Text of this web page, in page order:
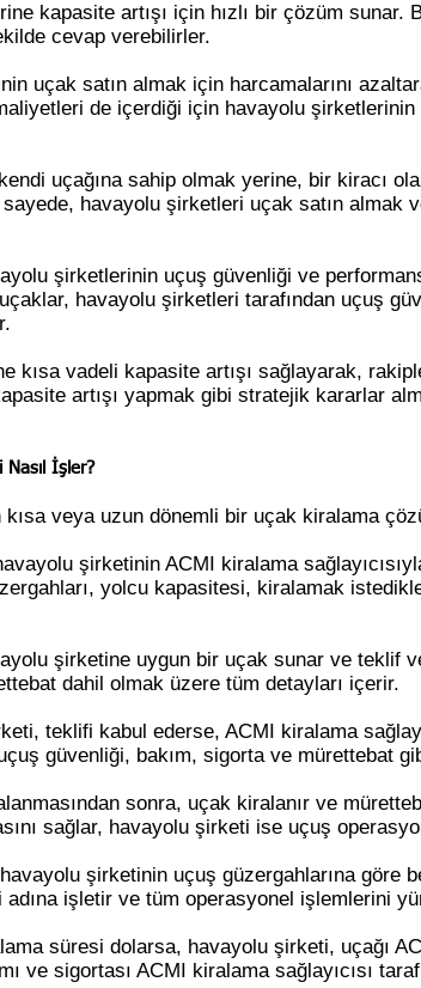
kapasite artışı için hızlı bir çözüm
cevap verebilirler.
uçak satın almak için harcamalarını
de içerdiği için havayolu
uçağına sahip olmak yerine, bir kiracı
sayede, havayolu şirketleri uçak satın
şirketlerinin uçuş güvenliği ve
havayolu şirketleri tarafından uçuş
kısa vadeli kapasite artışı sağlayarak,
artışı yapmak gibi stratejik kararlar
İşler?
veya uzun dönemli bir uçak kiralama
şirketinin ACMI kiralama
yolcu kapasitesi, kiralamak
şirketine uygun bir uçak sunar ve teklif
dahil olmak üzere tüm detayları içerir.
teklifi kabul ederse, ACMI kiralama
güvenliği, bakım, sigorta ve mürettebat
sonra, uçak kiralanır ve
sağlar, havayolu şirketi ise uçuş
şirketinin uçuş güzergahlarına göre
işletir ve tüm operasyonel işlemlerini
süresi dolarsa, havayolu şirketi, uçağı
ve sigortası ACMI kiralama sağlayıcısı